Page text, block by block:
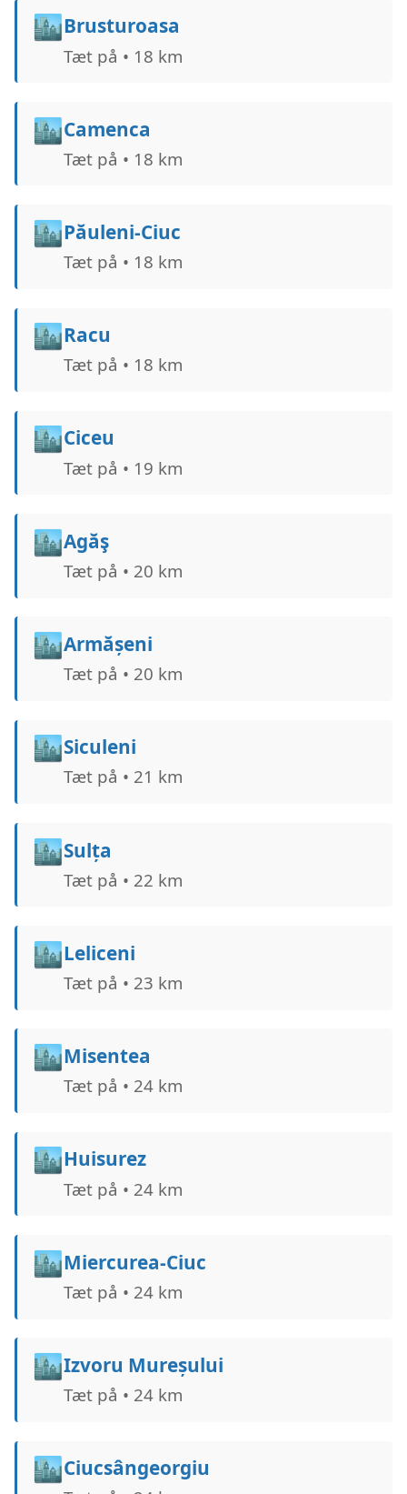
🏙️Brusturoasa
Tæt på • 18 km
🏙️Camenca
Tæt på • 18 km
🏙️Păuleni-Ciuc
Tæt på • 18 km
🏙️Racu
Tæt på • 18 km
🏙️Ciceu
Tæt på • 19 km
🏙️Agăş
Tæt på • 20 km
🏙️Armășeni
Tæt på • 20 km
🏙️Siculeni
Tæt på • 21 km
🏙️Sulța
Tæt på • 22 km
🏙️Leliceni
Tæt på • 23 km
🏙️Misentea
Tæt på • 24 km
🏙️Huisurez
Tæt på • 24 km
🏙️Miercurea-Ciuc
Tæt på • 24 km
🏙️Izvoru Mureșului
Tæt på • 24 km
🏙️Ciucsângeorgiu